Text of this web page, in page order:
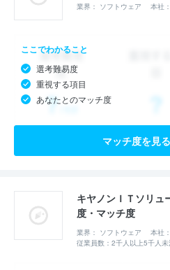
業界： ソフトウェア 本社
ここでわかること
選考難易度
重視する項目
あなたとのマッチ度
マッチ度を見
キヤノンＩＴソリュ
度・マッチ度
業界： ソフトウェア
本社
従業員数：2千人以上5千人未